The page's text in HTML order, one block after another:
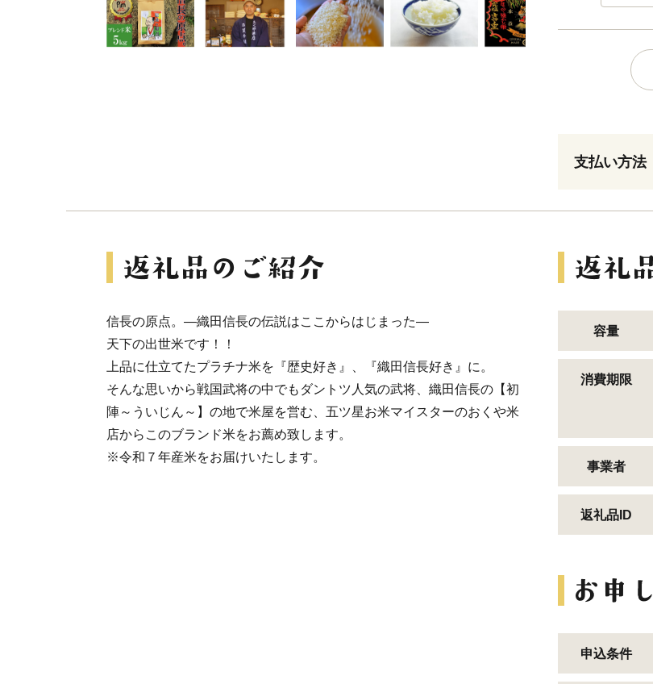
支払い方法
信長の原点。―織田信長の伝説はここからはじまった―
天下の出世米です！！
上品に仕立てたプラチナ米を『歴史好き』、『織田信長好き』に。
そんな思いから戦国武将の中でもダントツ人気の武将、織田信長の【初
陣～ういじん～】の地で米屋を営む、五ツ星お米マイスターのおくや米
店からこのブランド米をお薦め致します。
※令和７年産米をお届けいたします。
容量
消費期限
事業者
返礼品ID
申込条件